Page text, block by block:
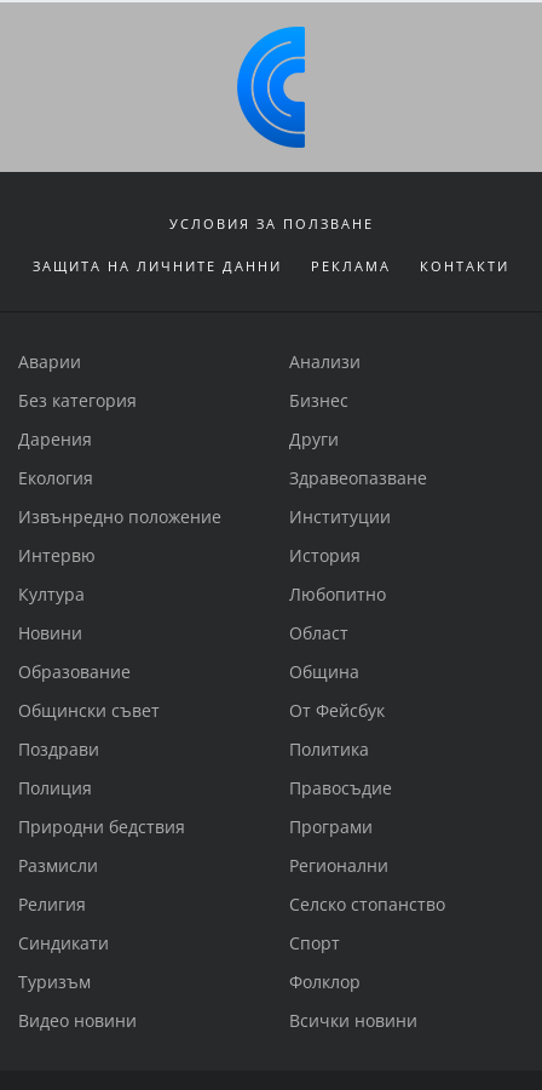
УСЛОВИЯ ЗА ПОЛЗВАНЕ
ЗАЩИТА НА ЛИЧНИТЕ ДАННИ РЕКЛАМА КОНТАКТИ
Аварии
Анализи
Без категория
Бизнес
Дарения
Други
Екология
Здравеопазване
Извънредно положение
Институции
Интервю
История
Култура
Любопитно
Новини
Област
Образование
Община
Общински съвет
От Фейсбук
Поздрави
Политика
Полиция
Правосъдие
Природни бедствия
Програми
Размисли
Регионални
Религия
Селско стопанство
Синдикати
Спорт
Туризъм
Фолклор
Видео новини
Всички новини